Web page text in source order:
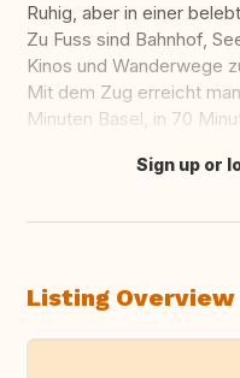
Ruhig, aber in einer
Zu Fuss sind Bahnhof,
Kinos und Wanderwege
Mit dem Zug erreicht
Minuten Basel, in 70
Translate this
Sign up or
Listing Overview